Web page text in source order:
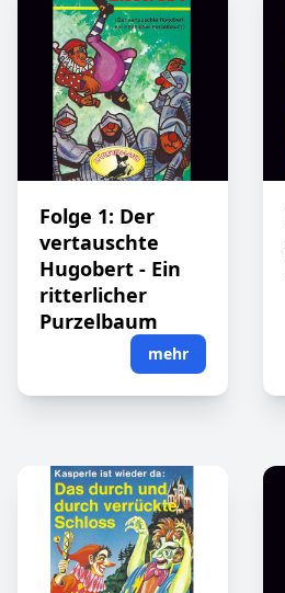
Folge 1: Der
vertauschte
Hugobert - Ein
ritterlicher
Purzelbaum
mehr